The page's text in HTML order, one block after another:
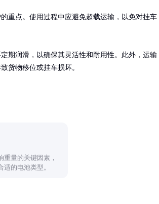
重点。使用过程中应避免超载运输，以免对挂车
期润滑，以确保其灵活性和耐用性。此外，运输
货物移位或挂车损坏。
量的关键因素，
的电池类型。